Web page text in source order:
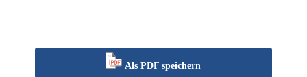
Als PDF speichern